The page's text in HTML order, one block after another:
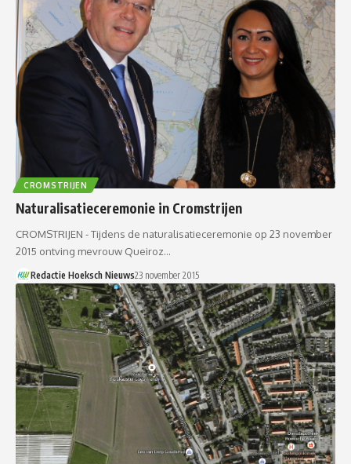
CROMSTRIJEN
Naturalisatieceremonie in Cromstrijen
CROMSTRIJEN - Tijdens de naturalisatieceremonie op 23 november
2015 ontving mevrouw Queiroz…
Redactie Hoeksch Nieuws23 november 2015